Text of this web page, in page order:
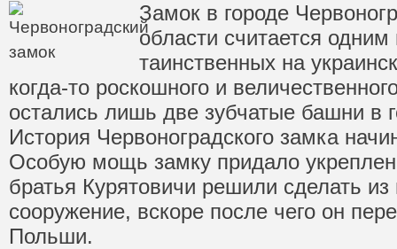
Замок в городе
области считается
таинственных на
когда-то роскошного и
остались лишь две зубчатые башни в
История Червоноградского замка
Особую мощь замку придало
братья Курятовичи решили сделать
сооружение, вскоре после чего он
Польши.